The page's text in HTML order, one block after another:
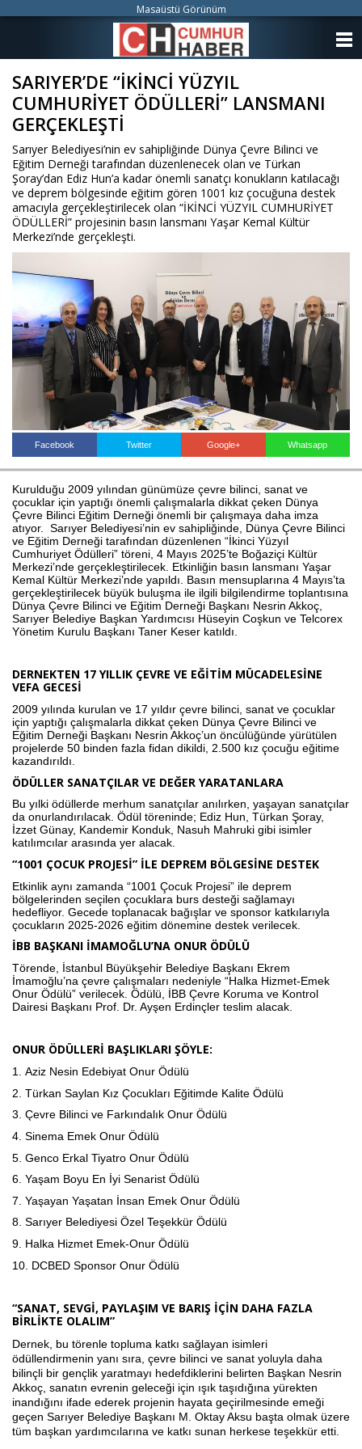
SARIYER’DE “İKİNCİ YÜZYIL
CUMHURİYET ÖDÜLLERİ” LANSMANI
GERÇEKLEŞTİ
Sarıyer Belediyesi’nin ev sahipliğinde Dünya Çevre Bilinci ve
Eğitim Derneği tarafından düzenlenecek olan ve Türkan
Şoray’dan Ediz Hun’a kadar önemli sanatçı konukların katılacağı
ve deprem bölgesinde eğitim gören 1001 kız çocuğuna destek
amacıyla gerçekleştirilecek olan “İKİNCİ YÜZYIL CUMHURİYET
ÖDÜLLERİ” projesinin basın lansmanı Yaşar Kemal Kültür
Merkezi’nde gerçekleşti.
Facebook Twitter Google+ Whatsapp
Kurulduğu 2009 yılından günümüze çevre bilinci, sanat ve
çocuklar için yaptığı önemli çalışmalarla dikkat çeken Dünya
Çevre Bilinci Eğitim Derneği önemli bir çalışmaya daha imza
atıyor. Sarıyer Belediyesi’nin ev sahipliğinde, Dünya Çevre Bilinci
ve Eğitim Derneği tarafından düzenlenen “İkinci Yüzyıl
Cumhuriyet Ödülleri” töreni, 4 Mayıs 2025’te Boğaziçi Kültür
Merkezi’nde gerçekleştirilecek. Etkinliğin basın lansmanı Yaşar
Kemal Kültür Merkezi’nde yapıldı. Basın mensuplarına 4 Mayıs’ta
gerçekleştirilecek büyük buluşma ile ilgili bilgilendirme toplantısına
Dünya Çevre Bilinci ve Eğitim Derneği Başkanı Nesrin Akkoç,
Sarıyer Belediye Başkan Yardımcısı Hüseyin Coşkun ve Telcorex
Yönetim Kurulu Başkanı Taner Keser katıldı.
DERNEKTEN 17 YILLIK ÇEVRE VE EĞİTİM MÜCADELESİNE
VEFA GECESİ
2009 yılında kurulan ve 17 yıldır çevre bilinci, sanat ve çocuklar
için yaptığı çalışmalarla dikkat çeken Dünya Çevre Bilinci ve
Eğitim Derneği Başkanı Nesrin Akkoç’un öncülüğünde yürütülen
projelerde 50 binden fazla fidan dikildi, 2.500 kız çocuğu eğitime
kazandırıldı.
ÖDÜLLER SANATÇILAR VE DEĞER YARATANLARA
Bu yılki ödüllerde merhum sanatçılar anılırken, yaşayan sanatçılar
da onurlandırılacak. Ödül töreninde; Ediz Hun, Türkan Şoray,
İzzet Günay, Kandemir Konduk, Nasuh Mahruki gibi isimler
katılımcılar arasında yer alacak.
“1001 ÇOCUK PROJESİ” İLE DEPREM BÖLGESİNE DESTEK
Etkinlik aynı zamanda “1001 Çocuk Projesi” ile deprem
bölgelerinden seçilen çocuklara burs desteği sağlamayı
hedefliyor. Gecede toplanacak bağışlar ve sponsor katkılarıyla
çocukların 2025-2026 eğitim dönemine destek verilecek.
İBB BAŞKANI İMAMOĞLU’NA ONUR ÖDÜLÜ
Törende, İstanbul Büyükşehir Belediye Başkanı Ekrem
İmamoğlu’na çevre çalışmaları nedeniyle “Halka Hizmet-Emek
Onur Ödülü” verilecek. Ödülü, İBB Çevre Koruma ve Kontrol
Dairesi Başkanı Prof. Dr. Ayşen Erdinçler teslim alacak.
ONUR ÖDÜLLERİ BAŞLIKLARI ŞÖYLE:
1.
Aziz Nesin Edebiyat Onur Ödülü
2. Türkan Saylan Kız Çocukları Eğitimde Kalite Ödülü
3. Çevre Bilinci ve Farkındalık Onur Ödülü
4. Sinema Emek Onur Ödülü
5. Genco Erkal Tiyatro Onur Ödülü
6. Yaşam Boyu En İyi Senarist Ödülü
7. Yaşayan Yaşatan İnsan Emek Onur Ödülü
8. Sarıyer Belediyesi Özel Teşekkür Ödülü
9. Halka Hizmet Emek-Onur Ödülü
10. DCBED Sponsor Onur Ödülü
“SANAT, SEVGİ, PAYLAŞIM VE BARIŞ İÇİN DAHA FAZLA
BİRLİKTE OLALIM”
Dernek, bu törenle topluma katkı sağlayan isimleri
ödüllendirmenin yanı sıra, çevre bilinci ve sanat yoluyla daha
bilinçli bir gençlik yaratmayı hedefdiklerini belirten Başkan Nesrin
Akkoç, sanatın evrenin geleceği için ışık taşıdığına yürekten
inandığını ifade ederek projenin hayata geçirilmesinde emeği
geçen Sarıyer Belediye Başkanı M. Oktay Aksu başta olmak üzere
tüm başkan yardımcılarına ve katkı sunan herkese teşekkür etti.
Masaüstü Görünüm
ANKETLER
FOTO GALERİ
İLETİŞİM
Haberin Doğru Adresi.